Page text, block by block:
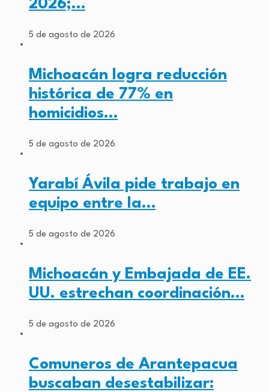
2026;…
5 de agosto de 2026
Michoacán logra reducción
histórica de 77% en
homicidios…
5 de agosto de 2026
Yarabí Ávila pide trabajo en
equipo entre la…
5 de agosto de 2026
Michoacán y Embajada de EE.
UU. estrechan coordinación…
5 de agosto de 2026
Comuneros de Arantepacua
buscaban desestabilizar: